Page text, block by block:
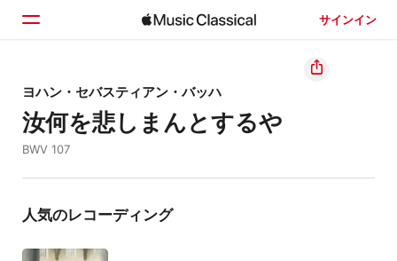
サインイン
ホーム
見つける
ヨハン・セバスティアン・バッハ
汝何を悲しまんとするや
BWV 107
人気のレコーディング